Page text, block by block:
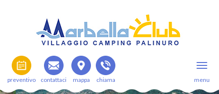
preventivo contattaci mappa chiama menu